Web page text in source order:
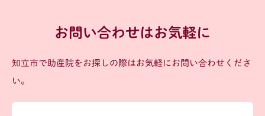
お問い合わせはお気軽に
知立市で助産院をお探しの際はお気軽にお問い合わせくださ
い。